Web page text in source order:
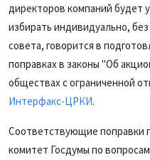
Подписка
директоров компаний будет
избирать индивидуально,
совета, говорится в
поправках в законы "Об
обществах с ограниченной
Интерфакс-ЦРКИ.
Соответствующие поправки
комитет Госдумы по